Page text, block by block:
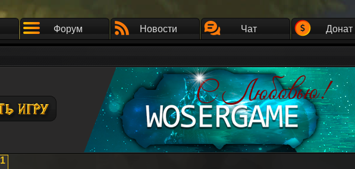
Форум Новости Чат Донат
1